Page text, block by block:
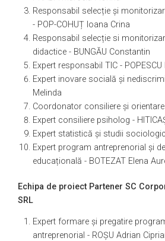
Responsabil selecție și
- POP-COHUȚ Ioana Crina
Responsabil selecție si
didactice - BUNGĂU Constantin
Expert responsabil TIC - POPESCU
Expert inovare socială și
Melinda
Coordonator consiliere și orientare
Expert consiliere psiholog -
Expert statistică și studii
Expert program antreprenorial și
educațională - BOTEZAT Elena
Echipa de proiect Partener SC
SRL
Expert formare şi pregatire
antreprenorial - ROŞU Adrian